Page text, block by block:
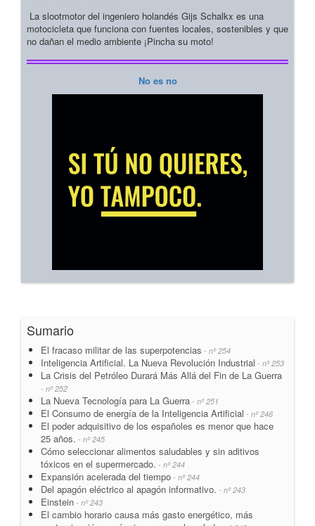
La slootmotor del ingeniero holandés Gijs Schalkx es una
motocicleta que funciona con fuentes locales, sostenibles y que
no dañan el medio ambiente ¡Pincha su moto!
No es no
Sumario
El fracaso militar de las superpotencias - nº 254
Inteligencia Artificial. La Nueva Revolución Industrial - nº 253
La Crisis del Petróleo Durará Más Allá del Fin de La Guerra
- nº 252
La Nueva Tecnología para La Guerra - nº 251
El Consumo de energía de la Inteligencia Artificial - nº 246
El poder adquisitivo de los españoles es menor que hace
25 años. - nº 245
Cómo seleccionar alimentos saludables y sin aditivos
tóxicos en el supermercado. - nº 244
Expansión acelerada del tiempo - nº 244
Del apagón eléctrico al apagón informativo. - nº 243
Einstein - nº 243
El cambio horario causa más gasto energético, más